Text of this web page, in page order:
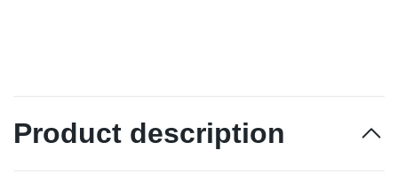
Product description